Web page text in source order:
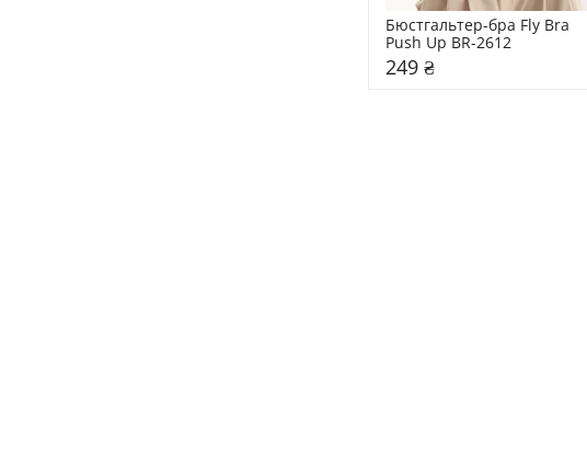
Бюстгальтер-бра Fly Bra
Рush Up BR-2612
249 ₴